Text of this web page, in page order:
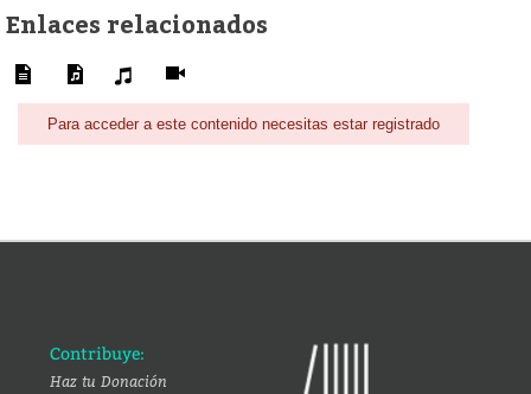
Enlaces relacionados
Para acceder a este contenido necesitas estar registrado
Contribuye:
Haz tu Donación